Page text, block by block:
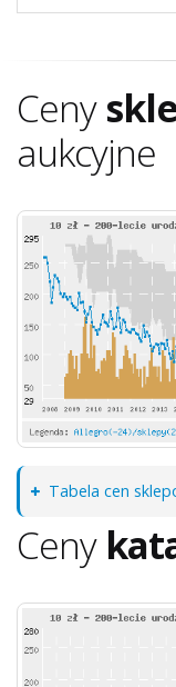
Ceny
aukcyjne
Tabela cen
Ceny